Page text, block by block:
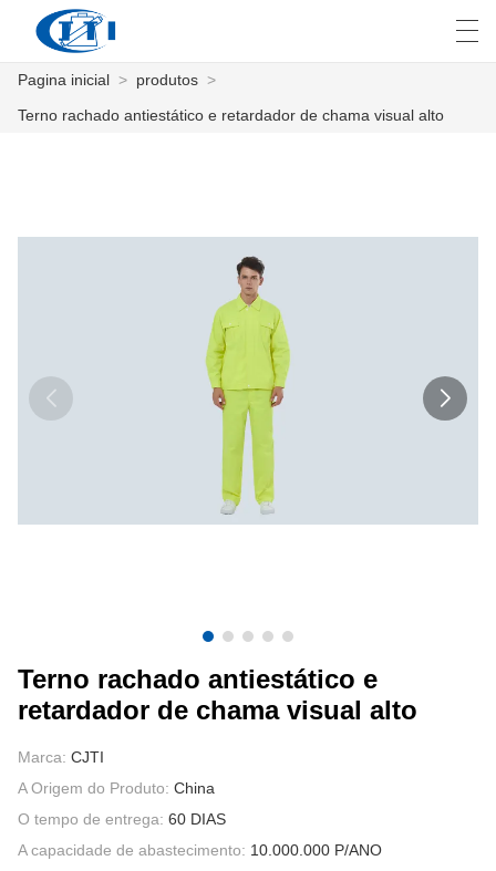
NOTÍCIA
العربية česky
Pagina inicial > produtos >
Terno rachado antiestático e retardador de chama visual alto
Terno rachado antiestático e
retardador de chama visual alto
Marca: CJTI
A Origem do Produto: China
O tempo de entrega: 60 DIAS
A capacidade de abastecimento: 10.000.000 P/ANO